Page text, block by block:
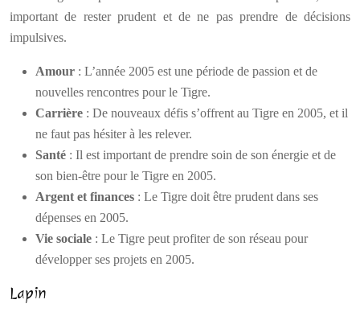
important de rester prudent et de ne pas prendre de décisions
impulsives.
Amour : L’année 2005 est une période de passion et de
nouvelles rencontres pour le Tigre.
Carrière : De nouveaux défis s’offrent au Tigre en 2005, et il
ne faut pas hésiter à les relever.
Santé : Il est important de prendre soin de son énergie et de
son bien-être pour le Tigre en 2005.
Argent et finances : Le Tigre doit être prudent dans ses
dépenses en 2005.
Vie sociale : Le Tigre peut profiter de son réseau pour
développer ses projets en 2005.
Lapin